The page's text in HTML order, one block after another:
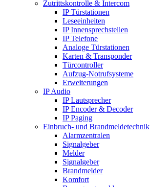
Zutrittskontrolle & Intercom
IP Türstationen
Leseeinheiten
IP Innensprechstellen
IP Telefone
Analoge Türstationen
Karten & Transponder
Türcontroller
Aufzug-Notrufsysteme
Erweiterungen
IP Audio
IP Lautsprecher
IP Encoder & Decoder
IP Paging
Einbruch- und Brandmeldetechnik
Alarmzentralen
Signalgeber
Melder
Signalgeber
Brandmelder
Komfort